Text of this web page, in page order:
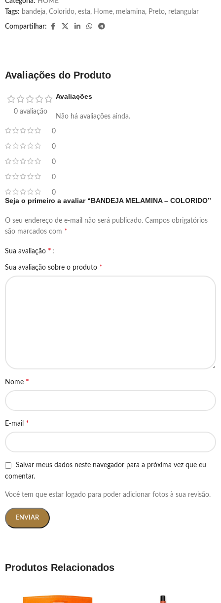
Tags: bandeja, Colorido, esta, Home, melamina, Preto, retangular
Compartilhar:
Avaliações do Produto
0 avaliação
0
0
0
0
0
Avaliações
Não há avaliações ainda.
Seja o primeiro a avaliar “BANDEJA MELAMINA – COLORIDO”
O seu endereço de e-mail não será publicado. Campos obrigatórios
são marcados com *
Sua avaliação *
Sua avaliação sobre o produto *
Nome *
E-mail *
Salvar meus dados neste navegador para a próxima vez que eu
comentar.
Você tem que estar logado para poder adicionar fotos à sua revisão.
Produtos Relacionados